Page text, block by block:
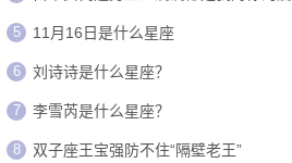
5 11月16日是什么星座
6 刘诗诗是什么星座？
7 李雪芮是什么星座？
8 双子座王宝强防不住“隔壁老王”